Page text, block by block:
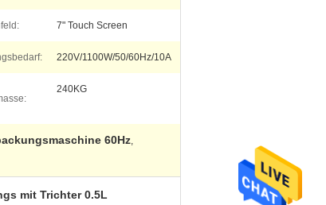
7" Touch Screen
220V/1100W/50/60Hz/10A
240KG
60Hz,
mit Trichter 0.5L